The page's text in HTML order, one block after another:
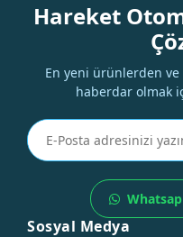
Hareket
En yeni ürünlerden
haberdar olmak
Sosyal Medya